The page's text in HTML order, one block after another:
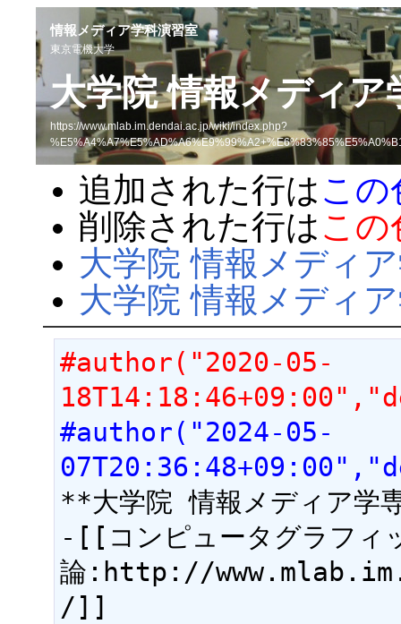
情報メディア学科演習室
東京電機大学
大学院 情報メディア
https://www.mlab.im.dendai.ac.jp/wiki/index.php?
追加された行はこの
削除された行はこの
大学院 情報メディ
大学院 情報メディ
#author("2020-05-
#author("2024-05-
**大学院 情報メディア
-[[コンピュータグラフィ
論:http://
/]]